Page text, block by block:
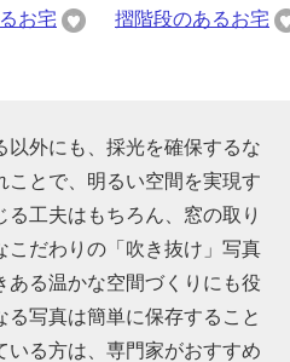
お宅
摺階段のあるお宅
外にも、採光を確保するな
ことで、明るい空間を実現す
工夫はもちろん、窓の取り
こだわりの「吹き抜け」写真
る温かな空間づくりにも役
写真は簡単に保存すること
いる方は、専門家がおすすめ